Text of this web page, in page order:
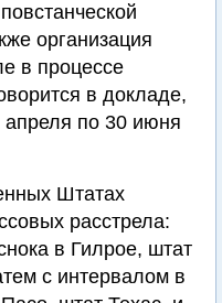
организация
в процессе
в докладе,
по 30 июня
Штатах
расстрела:
в Гилрое, штат
с интервалом в